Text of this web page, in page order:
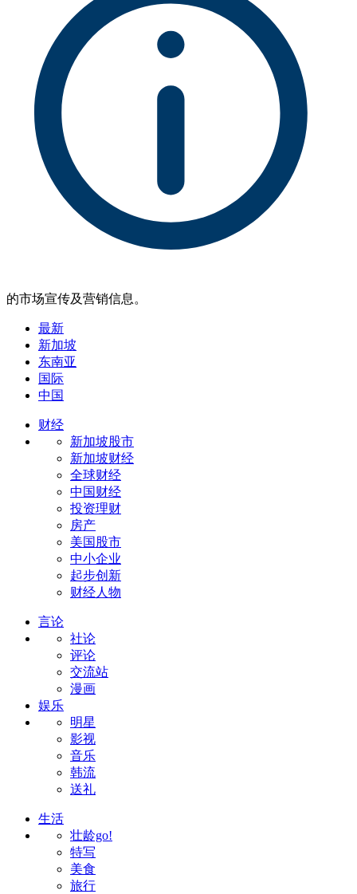
的市场宣传及营销信息。
最新
新加坡
东南亚
国际
中国
财经
新加坡股市
新加坡财经
全球财经
中国财经
投资理财
房产
美国股市
中小企业
起步创新
财经人物
言论
社论
评论
交流站
漫画
娱乐
明星
影视
音乐
韩流
送礼
生活
壮龄go!
特写
美食
旅行